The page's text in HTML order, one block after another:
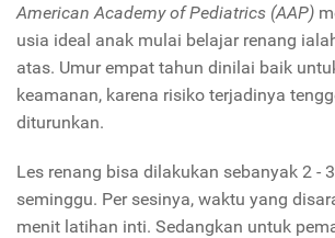
American Academy of Pediatrics (AAP)
usia ideal anak mulai belajar renang
atas. Umur empat tahun dinilai baik
keamanan, karena risiko terjadinya
diturunkan.
Les renang bisa dilakukan sebanyak 2 -
seminggu. Per sesinya, waktu yang
menit latihan inti. Sedangkan untuk